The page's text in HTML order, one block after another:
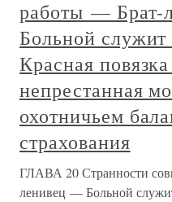
работы —
Больной
Красная
непрестанная
охотничьем
страхования
ГЛАВА 20 Странности
ленивец — Больной